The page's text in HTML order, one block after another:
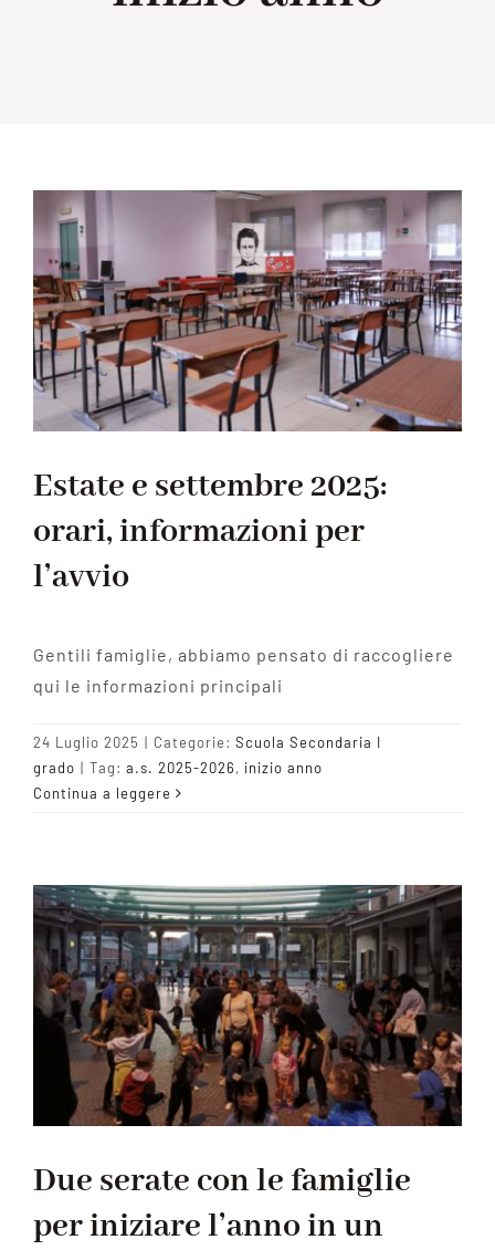
Estate e settembre 2025:
orari, informazioni per
l’avvio
Gentili famiglie, abbiamo pensato di raccogliere
qui le informazioni principali
24 Luglio 2025 | Categorie: Scuola Secondaria I
grado | Tag: a.s. 2025-2026, inizio anno
Continua a leggere
Due serate con le famiglie
per iniziare l’anno in un